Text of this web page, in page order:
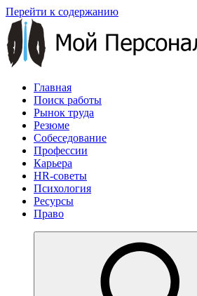
Перейти к содержанию
Главная
Поиск работы
Рынок труда
Резюме
Собеседование
Профессии
Карьера
HR-советы
Психология
Ресурсы
Право